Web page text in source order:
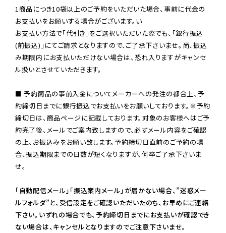
1商品につき10袋以上のご予約をいただいた場合、事前に代金の
お支払いをお願いする場合がございます。い
お支払い方法で「代引き」をご選択いただいた際でも、「銀行振込
(前振込)」にてご請求となりますので、ご了承下さいませ。尚、振込
み期限内にお支払いただけない場合は、恐れ入りますがキャンセ
ル扱いとさせていただきます。
■ 予約商品の事前入金についてメーカーへの発注の都合上、予
約締切日までに銀行振込でお支払いをお願いしております。※予約
締切日は、商品ページに記載しております。対象のお客様へはご予
約完了後、メールでご案内致しますので、必ずメール内容をご確認
の上、お振込みをお願い致します。予約締切日直前のご予約の場
合、振込期限までの日数が短くなりますが、何卒ご了承下さいま
せ。
「自動配信メール」「振込案内メール」が届かない場合、”迷惑メー
ルフォルダ”と、受信設定をご確認いただいたのち、お早めにご連絡
下さい。いずれの場合でも、予約締切日までにお支払いが確認でき
ない場合は、キャンセルとなりますのでご注意下さいませ。